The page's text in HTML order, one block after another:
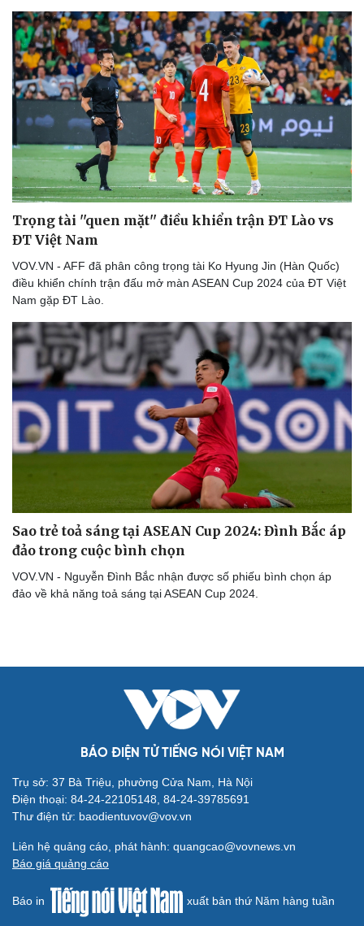
Tư vấn
Săn Tour
check-in
Podcast
Câu chuyện thời sự
Đọc truyện đêm khuya
Cửa sổ tình yêu
Kể chuyện cho bé
Hạt giống tâm hồn
Cải chính
Trọng tài ''quen mặt'' điều khiển trận ĐT Lào vs
ĐT Việt Nam
VOV.VN - AFF đã phân công trọng tài Ko Hyung Jin (Hàn Quốc)
điều khiển chính trận đấu mở màn ASEAN Cup 2024 của ĐT Việt
Nam gặp ĐT Lào.
Sao trẻ toả sáng tại ASEAN Cup 2024: Đình Bắc áp
đảo trong cuộc bình chọn
VOV.VN - Nguyễn Đình Bắc nhận được số phiếu bình chọn áp
đảo về khả năng toả sáng tại ASEAN Cup 2024.
BÁO ĐIỆN TỬ TIẾNG NÓI VIỆT NAM
Trụ sở: 37 Bà Triệu, phường Cửa Nam, Hà Nội
Điện thoại: 84-24-22105148, 84-24-39785691
Thư điện tử: baodientuvov@vov.vn
Liên hệ quảng cáo, phát hành: quangcao@vovnews.vn
Báo giá quảng cáo
Báo in xuất bản thứ Năm hàng tuần